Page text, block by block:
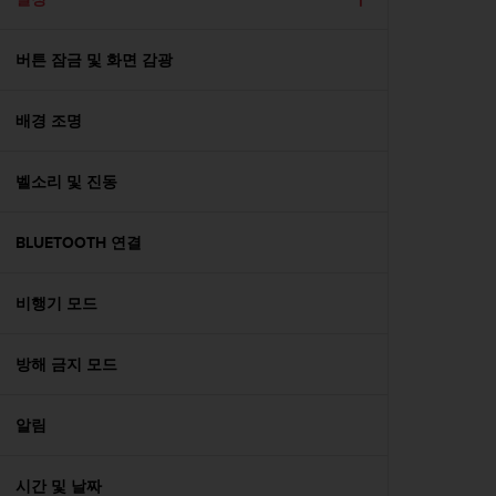
버튼 잠금 및 화면 감광
배경 조명
벨소리 및 진동
BLUETOOTH 연결
비행기 모드
방해 금지 모드
알림
시간 및 날짜